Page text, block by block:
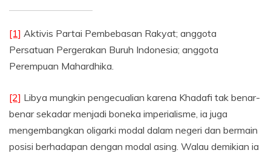
[1] Aktivis Partai Pembebasan Rakyat; anggota
Persatuan Pergerakan Buruh Indonesia; anggota
Perempuan Mahardhika.
[2] Libya mungkin pengecualian karena Khadafi tak benar-
benar sekadar menjadi boneka imperialisme, ia juga
mengembangkan oligarki modal dalam negeri dan bermain
posisi berhadapan dengan modal asing. Walau demikian ia